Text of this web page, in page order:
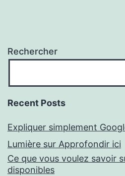
Rechercher
Recent Posts
Expliquer simplement
Lumière sur Approfondir ici
Ce que vous voulez savoir
disponibles